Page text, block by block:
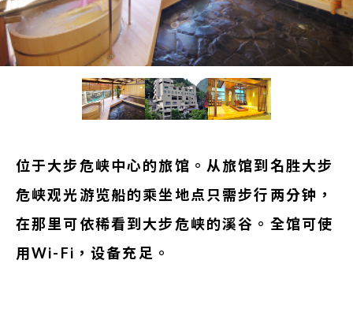
位于大步危峡中心的旅馆。从旅馆到名胜大步
危峡观光游览船的乘坐地点只需步行两分钟，
在那里可依稀看到大步危峡的溪谷。全馆可使
用Wi-Fi，设备充足。